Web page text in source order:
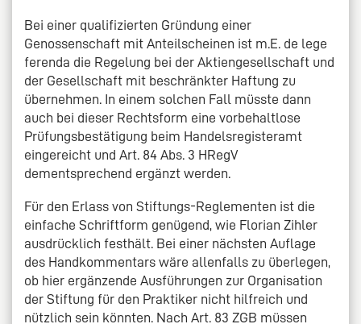
Bei einer qualifizierten Gründung einer
Genossenschaft mit Anteilscheinen ist m.E. de lege
ferenda die Regelung bei der Aktiengesellschaft und
der Gesellschaft mit beschränkter Haftung zu
übernehmen. In einem solchen Fall müsste dann
auch bei dieser Rechtsform eine vorbehaltlose
Prüfungsbestätigung beim Handelsregisteramt
eingereicht und Art. 84 Abs. 3 HRegV
dementsprechend ergänzt werden.
Für den Erlass von Stiftungs-Reglementen ist die
einfache Schriftform genügend, wie Florian Zihler
ausdrücklich festhält. Bei einer nächsten Auflage
des Handkommentars wäre allenfalls zu überlegen,
ob hier ergänzende Ausführungen zur Organisation
der Stiftung für den Praktiker nicht hilfreich und
nützlich sein könnten. Nach Art. 83 ZGB müssen